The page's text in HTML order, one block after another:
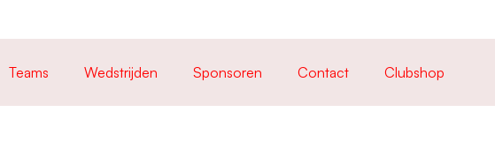
Teams Wedstrijden Sponsoren Contact Clubshop